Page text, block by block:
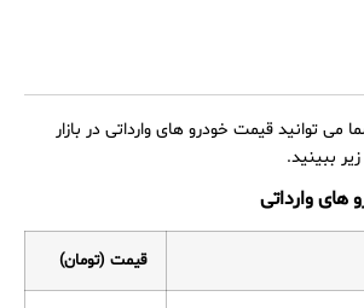
می توانید قیمت خودرو های وارداتی در بازار
ببینید.
وارداتی
قیمت (تومان)